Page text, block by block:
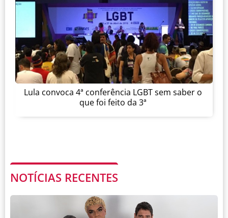
Lula convoca 4ª conferência LGBT sem saber o
que foi feito da 3ª
NOTÍCIAS RECENTES